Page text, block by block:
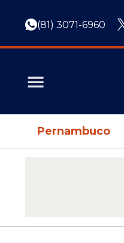
(81) 3071-6960
Pernambuco